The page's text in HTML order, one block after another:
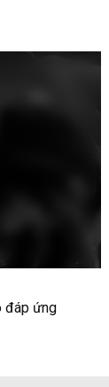
đáp ứng